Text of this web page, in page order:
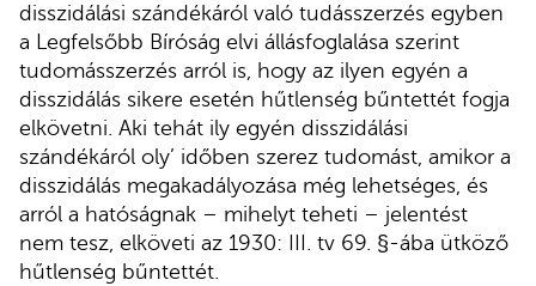
disszidálási szándékáról való tudásszerzés egyben
a Legfelsőbb Bíróság elvi állásfoglalása szerint
tudomásszerzés arról is, hogy az ilyen egyén a
disszidálás sikere esetén hűtlenség bűntettét fogja
elkövetni. Aki tehát ily egyén disszidálási
szándékáról oly’ időben szerez tudomást, amikor a
disszidálás megakadályozása még lehetséges, és
arról a hatóságnak – mihelyt teheti – jelentést
nem tesz, elköveti az 1930: III. tv 69. §-ába ütköző
hűtlenség bűntettét.